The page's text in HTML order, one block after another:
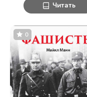
Читать
0